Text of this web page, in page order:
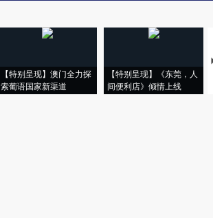
【特别呈现】澳门全力探
索葡语国家新渠道
【特别呈现】《东莞，人
间便利店》倾情上线